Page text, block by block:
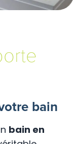
bain
bain en